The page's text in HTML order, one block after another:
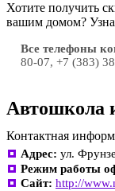
Хотите получить
вашим домом?
Все телефоны
80-07, +7 (383)
Автошкола
Контактная
Адрес: ул.
Режим работы
Сайт: http://